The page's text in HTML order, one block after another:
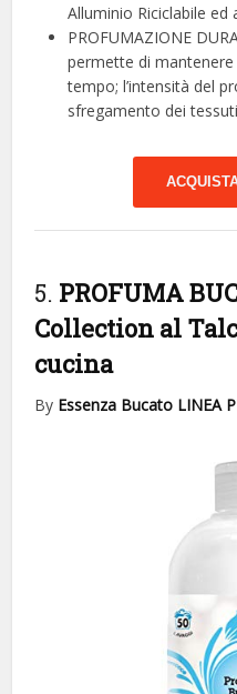
Alluminio Riciclabile
PROFUMAZIONE
permette di
tempo; l’intensità del
sfregamento dei tessuti
5. PROFUMA
Collection al
cucina
By Essenza Bucato LINEA